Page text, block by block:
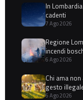
In
cadenti
7 Ago 2026
Regione
incendi
6 Ago 2026
Chi ama
gesto
6 Ago 2026